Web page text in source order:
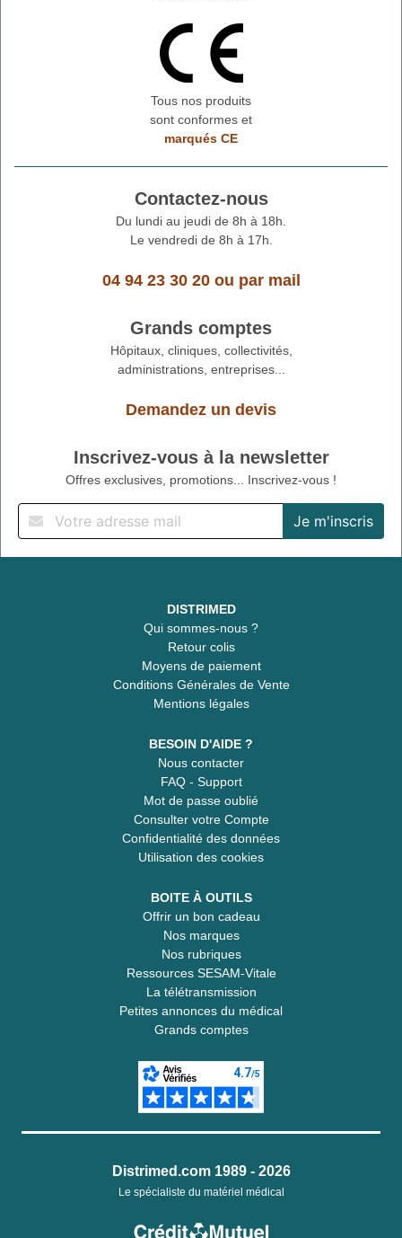
Tous nos produits
sont conformes et
marqués CE
Contactez-nous
Du lundi au jeudi de 8h à 18h.
Le vendredi de 8h à 17h.
04 94 23 30 20ou par mail
Grands comptes
Hôpitaux, cliniques, collectivités,
administrations, entreprises...
Demandez un devis
Inscrivez-vous à la newsletter
Offres exclusives, promotions... Inscrivez-vous !
DISTRIMED
Qui sommes-nous ?
Retour colis
Moyens de paiement
Conditions Générales de Vente
Mentions légales
BESOIN D'AIDE ?
Nous contacter
FAQ - Support
Mot de passe oublié
Consulter votre Compte
Confidentialité des données
Utilisation des cookies
BOITE À OUTILS
Offrir un bon cadeau
Nos marques
Nos rubriques
Ressources SESAM-Vitale
La télétransmission
Petites annonces du médical
Grands comptes
Distrimed.com 1989 - 2026
Le spécialiste du matériel médical